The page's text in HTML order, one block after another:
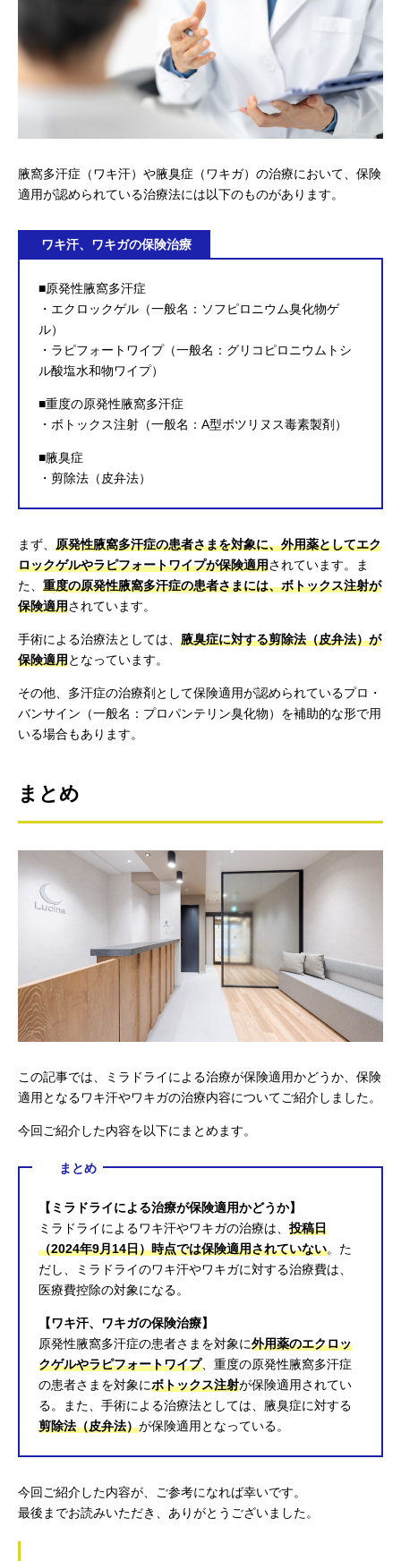
腋窩多汗症（ワキ汗）や腋臭症（ワキガ）の治療において、保険
適用が認められている治療法には以下のものがあります。
ワキ汗、ワキガの保険治療
■原発性腋窩多汗症
・エクロックゲル（一般名：ソフピロニウム臭化物ゲ
ル）
・ラピフォートワイプ（一般名：グリコピロニウムトシ
ル酸塩水和物ワイプ）
■重度の原発性腋窩多汗症
・ボトックス注射（一般名：A型ボツリヌス毒素製剤）
■腋臭症
・剪除法（皮弁法）
まず、 原発性腋窩多汗症の患者さまを対象に、外用薬としてエク
ロックゲルやラピフォートワイプが保険適用されています。ま
た、 重度の原発性腋窩多汗症の患者さまには、ボトックス注射が
保険適用されています。
手術による治療法としては、 腋臭症に対する剪除法（皮弁法）が
保険適用となっています。
その他、多汗症の治療剤として保険適用が認められているプロ・
バンサイン（一般名：プロパンテリン臭化物）を補助的な形で用
いる場合もあります。
まとめ
この記事では、ミラドライによる治療が保険適用かどうか、保険
適用となるワキ汗やワキガの治療内容についてご紹介しました。
今回ご紹介した内容を以下にまとめます。
まとめ
【ミラドライによる治療が保険適用かどうか】
ミラドライによるワキ汗やワキガの治療は、 投稿日
（2024年9月14日）時点では保険適用されていない。た
だし、ミラドライのワキ汗やワキガに対する治療費は、
医療費控除の対象になる。
【ワキ汗、ワキガの保険治療】
原発性腋窩多汗症の患者さまを対象に外用薬のエクロッ
クゲルやラピフォートワイプ、重度の原発性腋窩多汗症
の患者さまを対象にボトックス注射が保険適用されてい
る。また、手術による治療法としては、腋臭症に対する
剪除法（皮弁法）が保険適用となっている。
今回ご紹介した内容が、ご参考になれば幸いです。
最後までお読みいただき、ありがとうございました。